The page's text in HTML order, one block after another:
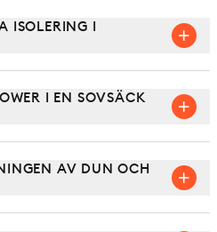
ISOLERING I
I EN SOVSÄCK
AV DUN OCH